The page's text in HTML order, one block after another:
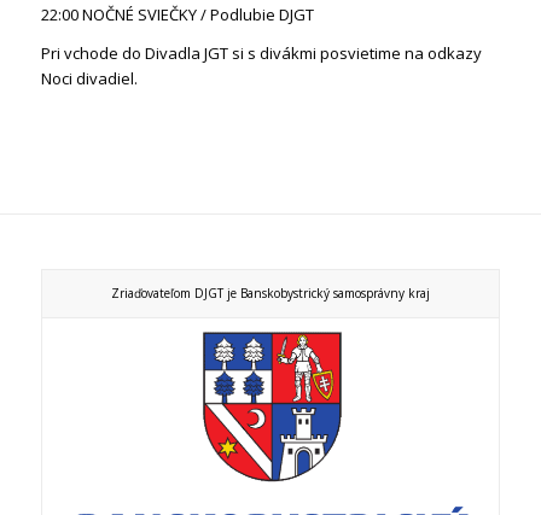
22:00 NOČNÉ SVIEČKY / Podlubie DJGT
Pri vchode do Divadla JGT si s divákmi posvietime na odkazy
Noci divadiel.
Zriaďovateľom DJGT je Banskobystrický samosprávny kraj